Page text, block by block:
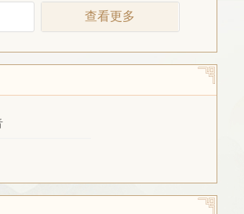
查看更多